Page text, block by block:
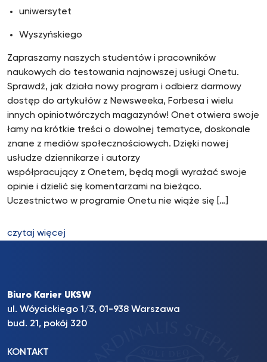
uniwersytet
Wyszyńskiego
Zapraszamy naszych studentów i pracowników
naukowych do testowania najnowszej usługi Onetu.
Sprawdź, jak działa nowy program i odbierz darmowy
dostęp do artykułów z Newsweeka, Forbesa i wielu
innych opiniotwórczych magazynów! Onet otwiera swoje
łamy na krótkie treści o dowolnej tematyce, doskonale
znane z mediów społecznościowych. Dzięki nowej
usłudze dziennikarze i autorzy
współpracujący z Onetem, będą mogli wyrażać swoje
opinie i dzielić się komentarzami na bieżąco.
Uczestnictwo w programie Onetu nie wiąże się […]
czytaj więcej
Biuro Karier UKSW
ul. Wóycickiego 1/3, 01-938 Warszawa
bud. 21, pokój 320
KONTAKT